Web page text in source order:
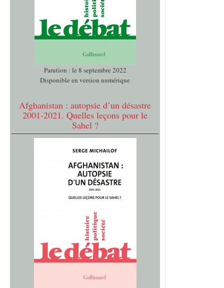
Parution : le 8 septembre 2022
Disponible en version numérique
Afghanistan : autopsie d’un désastre
2001-2021. Quelles leçons pour le
Sahel ?